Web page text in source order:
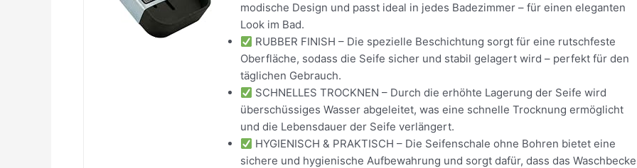
modische Design und passt ideal in jedes Badezimmer – für einen eleganten
Look im Bad.
RUBBER FINISH – Die spezielle Beschichtung sorgt für eine rutschfeste
Oberfläche, sodass die Seife sicher und stabil gelagert wird – perfekt für den
täglichen Gebrauch.
SCHNELLES TROCKNEN – Durch die erhöhte Lagerung der Seife wird
überschüssiges Wasser abgeleitet, was eine schnelle Trocknung ermöglicht
und die Lebensdauer der Seife verlängert.
HYGIENISCH & PRAKTISCH – Die Seifenschale ohne Bohren bietet eine
sichere und hygienische Aufbewahrung und sorgt dafür, dass das